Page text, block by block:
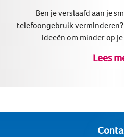
Ben je verslaafd aan je
telefoongebruik
ideeën om minder op
Lees